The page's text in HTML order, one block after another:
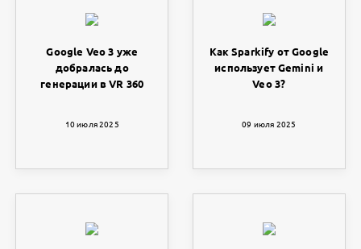
Google Veo 3 уже
добралась до
генерации в VR 360
10 июля 2025
Как Sparkify от Google
использует Gemini и
Veo 3?
09 июля 2025